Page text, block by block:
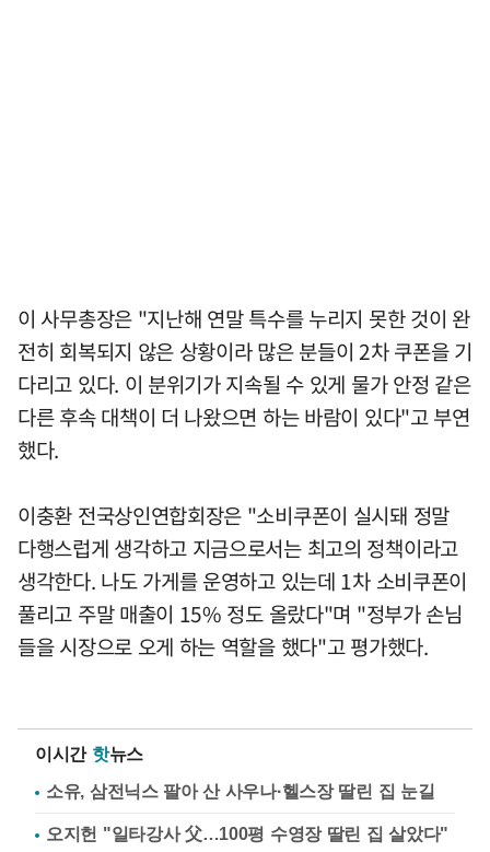
이 사무총장은 "지난해 연말 특수를 누리지 못한 것이 완
전히 회복되지 않은 상황이라 많은 분들이 2차 쿠폰을 기
다리고 있다. 이 분위기가 지속될 수 있게 물가 안정 같은
다른 후속 대책이 더 나왔으면 하는 바람이 있다"고 부연
했다.
이충환 전국상인연합회장은 "소비쿠폰이 실시돼 정말
다행스럽게 생각하고 지금으로서는 최고의 정책이라고
생각한다. 나도 가게를 운영하고 있는데 1차 소비쿠폰이
풀리고 주말 매출이 15% 정도 올랐다"며 "정부가 손님
들을 시장으로 오게 하는 역할을 했다"고 평가했다.
이시간 핫뉴스
소유, 삼전닉스 팔아 산 사우나·헬스장 딸린 집 눈길
오지헌 "일타강사 父…100평 수영장 딸린 집 살았다"